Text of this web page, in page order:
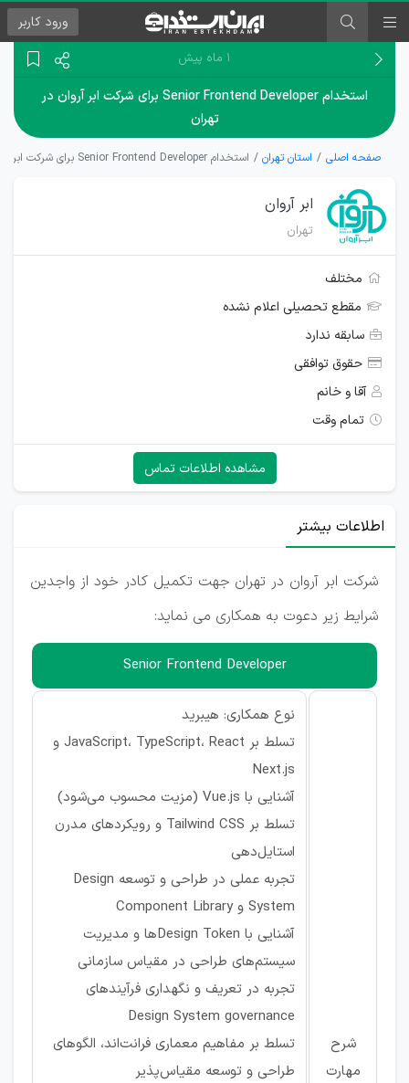
ورود کاربر
۱ ماه پیش
استخدام Senior Frontend Developer برای شرکت ابر آروان در
تهران
صفحه اصلی استان تهران استخدام Senior Frontend Developer برای شرکت ابر آروان در تهران
ابر آروان
تهران
مختلف
مقطع تحصیلی اعلام نشده
سابقه ندارد
حقوق توافقی
آقا و خانم
تمام وقت
مشاهده اطلاعات تماس
اطلاعات بیشتر
شرکت ابر آروان در تهران جهت تکمیل کادر خود از واجدین
شرایط زیر دعوت به همکاری می نماید:
Senior Frontend Developer
شرح
مهارت
نوع همکاری: هیبرید
تسلط بر JavaScript، TypeScript، React و
Next.js
آشنایی با Vue.js (مزیت محسوب می‌شود)
تسلط بر Tailwind CSS و رویکردهای مدرن
استایل‌دهی
تجربه عملی در طراحی و توسعه Design
System و Component Library
آشنایی با Design Tokenها و مدیریت
سیستم‌های طراحی در مقیاس سازمانی
تجربه در تعریف و نگهداری فرآیندهای
Design System governance
تسلط بر مفاهیم معماری فرانت‌اند، الگوهای
طراحی و توسعه مقیاس‌پذیر